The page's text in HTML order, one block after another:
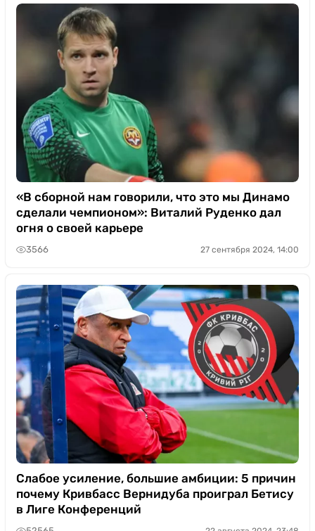
«В сборной нам говорили, что это мы Динамо
сделали чемпионом»: Виталий Руденко дал
огня о своей карьере
3566 27 сентября 2024, 14:00
Слабое усиление, большие амбиции: 5 причин
почему Кривбасс Вернидуба проиграл Бетису
в Лиге Конференций